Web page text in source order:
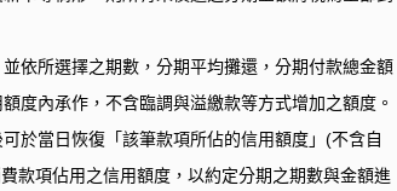
依所選擇之期數，分期平均攤還，分期付款總金額
度內承作，不含臨調與溢繳款等方式增加之額度。
於當日恢復「該筆款項所佔的信用額度」(不含自
費款項佔用之信用額度，以約定分期之期數與金額進